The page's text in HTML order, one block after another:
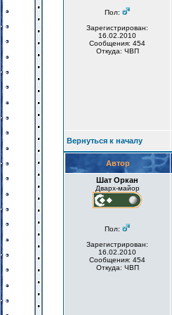
Пол:
Зарегистрирован:
16.02.2010
Сообщения: 454
Откуда: ЧВП
Вернуться к началу
Автор
Шат Оркан
Дварх-майор
Пол:
Зарегистрирован:
16.02.2010
Сообщения: 454
Откуда: ЧВП